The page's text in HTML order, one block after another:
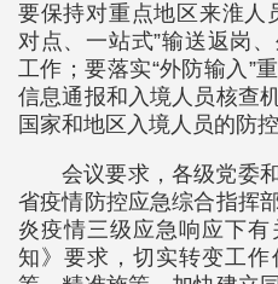
要保持对重点地区来淮人
对点、一站式”输送返岗
工作；要落实“外防输入”
信息通报和入境人员核查
国家和地区入境人员的防控
会议要求，各级党委
省疫情防控应急综合指挥
炎疫情三级应急响应下
知》要求，切实转变工